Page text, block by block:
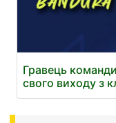
Гравець
свого виходу з